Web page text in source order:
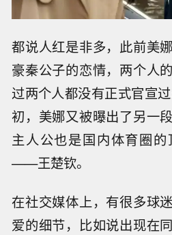
都说人红是非多，此前美
豪秦公子的恋情，两个人
过两个人都没有正式官宣
初，美娜又被曝出了另一
主人公也是国内体育圈
——王楚钦。
在社交媒体上，有很多球
爱的细节，比如说出现在